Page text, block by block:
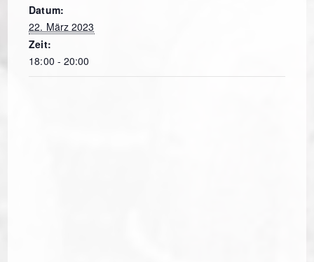
Datum:
22. März 2023
Zeit:
18:00 - 20:00